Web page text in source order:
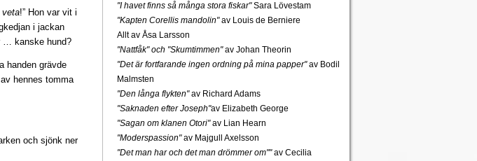
veta!” Hon var vit i
i jackan
… kanske hund?
handen grävde
hennes tomma
och sjönk ner
"I havet finns så många stora fiskar"Sara Lövestam
"Kapten Corellis mandolin"av Louis de Berniere
Allt av Åsa Larsson
"Nattfåk" och "Skumtimmen"av Johan Theorin
"Det är fortfarande ingen ordning på mina papper"av Bodil
Malmsten
"Den långa flykten"av Richard Adams
"Saknaden efter Joseph"av Elizabeth George
"Sagan om klanen Otori"av Lian Hearn
"Moderspassion"av Majgull Axelsson
"Det man har och det man drömmer om""av Cecilia